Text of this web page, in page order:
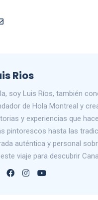
Rios
soy Luis Ríos, también
de Hola Montreal y
y experiencias que
pintorescos hasta las
auténtica y personal
viaje para descubrir